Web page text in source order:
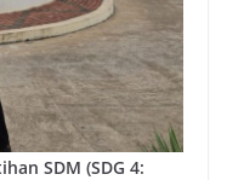
SDM (SDG 4: